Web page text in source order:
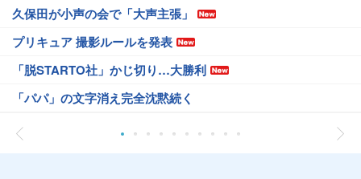
久保田が小声の会で「大声主張」
プリキュア 撮影ルールを発表
「脱STARTO社」かじ切り…大勝利
「パパ」の文字消え完全沈黙続く